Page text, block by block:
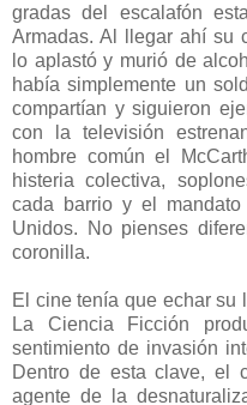
gradas del escalafón
Armadas. Al llegar ahí su
lo aplastó y murió de
había simplemente un
compartían y siguieron
con la televisión
hombre común el
histeria colectiva,
cada barrio y el
Unidos. No pienses
coronilla.
El cine tenía que echar su
La Ciencia Ficción
sentimiento de invasión
Dentro de esta clave, el
agente de la